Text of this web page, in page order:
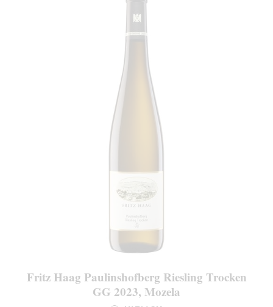
Fritz Haag Paulinshofberg Riesling Trocken
GG 2023, Mozela